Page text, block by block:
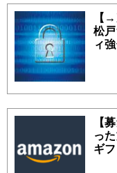
【
松
ィ
【
っ
ギ